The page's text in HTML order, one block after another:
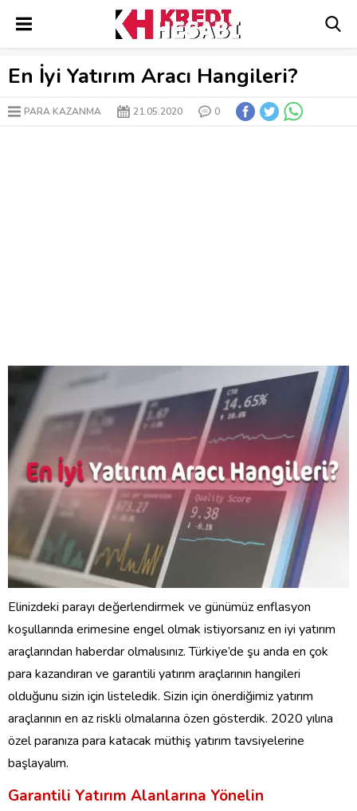
En İyi Yatırım Aracı Hangileri?
PARA KAZANMA 21.05.2020 0
Elinizdeki parayı değerlendirmek ve günümüz enflasyon
koşullarında erimesine engel olmak istiyorsanız en iyi yatırım
araçlarından haberdar olmalısınız. Türkiye’de şu anda en çok
para kazandıran ve garantili yatırım araçlarının hangileri
olduğunu sizin için listeledik. Sizin için önerdiğimiz yatırım
araçlarının en az riskli olmalarına özen gösterdik. 2020 yılına
özel paranıza para katacak müthiş yatırım tavsiyelerine
başlayalım.
Garantili Yatırım Alanlarına Yönelin